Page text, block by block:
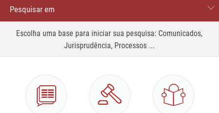
Pesquisar em
Processos
Comunicados
Jurisprudência
Escolha uma base para iniciar sua pesquisa: Comunicados,
Jurisprudência, Processos ...